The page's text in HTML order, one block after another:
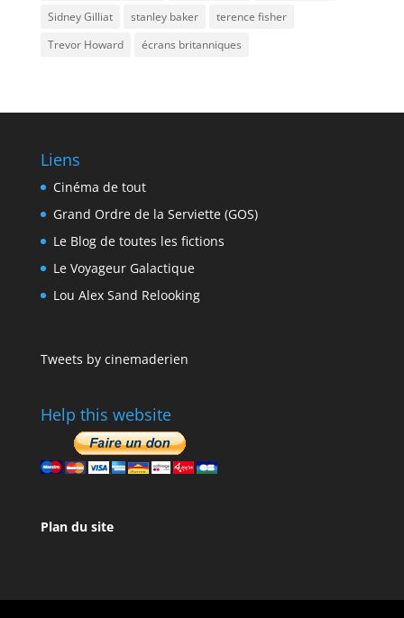
Sidney Gilliat
stanley baker
terence fisher
Trevor Howard
écrans britanniques
Liens
Cinéma de tout
Grand Ordre de la Serviette (GOS)
Le Blog de toutes les fictions
Le Voyageur Galactique
Lou Alex Sand Relooking
Tweets by cinemaderien
Help this website
Plan du site